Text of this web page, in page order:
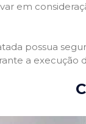
em
possua
a execução